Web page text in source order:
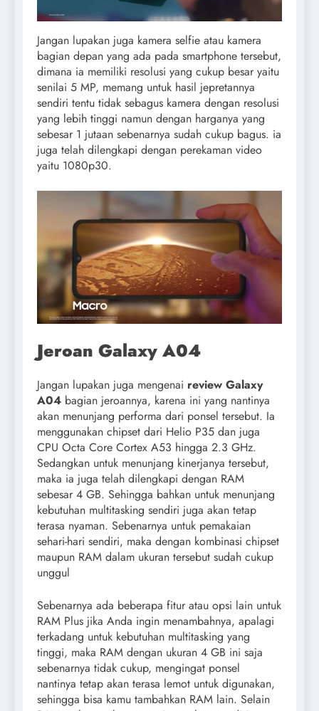
Jangan lupakan juga kamera selfie atau kamera
bagian depan yang ada pada smartphone tersebut,
dimana ia memiliki resolusi yang cukup besar yaitu
senilai 5 MP, memang untuk hasil jepretannya
sendiri tentu tidak sebagus kamera dengan resolusi
yang lebih tinggi namun dengan harganya yang
sebesar 1 jutaan sebenarnya sudah cukup bagus. ia
juga telah dilengkapi dengan perekaman video
yaitu 1080p30.
Jeroan Galaxy A04
Jangan lupakan juga mengenai review Galaxy
A04 bagian jeroannya, karena ini yang nantinya
akan menunjang performa dari ponsel tersebut. Ia
menggunakan chipset dari Helio P35 dan juga
CPU Octa Core Cortex A53 hingga 2.3 GHz.
Sedangkan untuk menunjang kinerjanya tersebut,
maka ia juga telah dilengkapi dengan RAM
sebesar 4 GB. Sehingga bahkan untuk menunjang
kebutuhan multitasking sendiri juga akan tetap
terasa nyaman. Sebenarnya untuk pemakaian
sehari-hari sendiri, maka dengan kombinasi chipset
maupun RAM dalam ukuran tersebut sudah cukup
unggul
Sebenarnya ada beberapa fitur atau opsi lain untuk
RAM Plus jika Anda ingin menambahnya, apalagi
terkadang untuk kebutuhan multitasking yang
tinggi, maka RAM dengan ukuran 4 GB ini saja
sebenarnya tidak cukup, mengingat ponsel
nantinya tetap akan terasa lemot untuk digunakan,
sehingga bisa kamu tambahkan RAM lain. Selain